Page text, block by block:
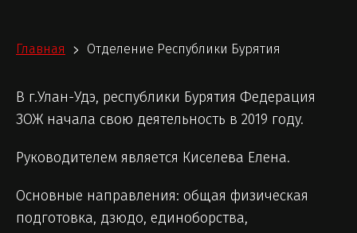
Главная > Отделение Республики Бурятия
В г.Улан-Удэ, республики Бурятия Федерация
ЗОЖ начала свою деятельность в 2019 году.
Руководителем является Киселева Елена.
Основные направления: общая физическая
подготовка, дзюдо, единоборства,